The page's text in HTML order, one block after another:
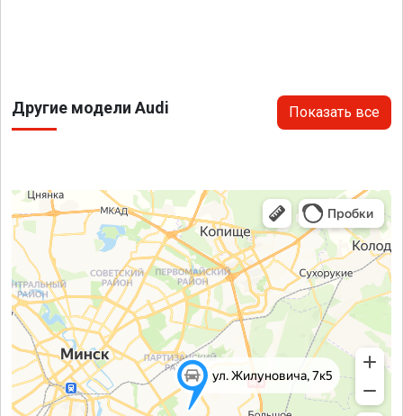
Другие модели Audi Показать все